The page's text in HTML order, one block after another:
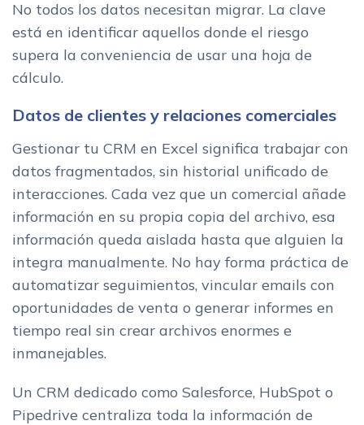
No todos los datos necesitan migrar. La clave
está en identificar aquellos donde el riesgo
supera la conveniencia de usar una hoja de
cálculo.
Datos de clientes y relaciones comerciales
Gestionar tu CRM en Excel significa trabajar con
datos fragmentados, sin historial unificado de
interacciones. Cada vez que un comercial añade
información en su propia copia del archivo, esa
información queda aislada hasta que alguien la
integra manualmente. No hay forma práctica de
automatizar seguimientos, vincular emails con
oportunidades de venta o generar informes en
tiempo real sin crear archivos enormes e
inmanejables.
Un CRM dedicado como Salesforce, HubSpot o
Pipedrive centraliza toda la información de